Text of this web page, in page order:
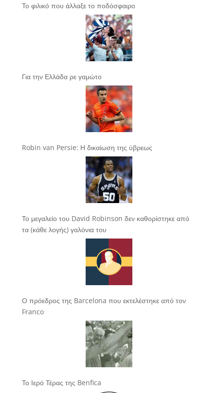
Το φιλικό που άλλαξε το ποδόσφαιρο
Για την Ελλάδα ρε γαμώτο
Robin van Persie: Η δικαίωση της ύβρεως
Το μεγαλείο του David Robinson δεν καθορίστηκε από
τα (κάθε λογής) γαλόνια του
Ο πρόεδρος της Barcelona που εκτελέστηκε από τον
Franco
Το Ιερό Τέρας της Benfica